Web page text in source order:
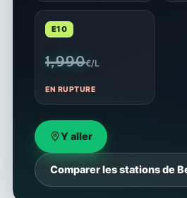
E10
1,990€/L
EN RUPTURE
Y aller
Comparer les stations de